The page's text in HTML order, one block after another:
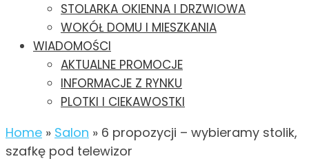
STOLARKA OKIENNA I DRZWIOWA
WOKÓŁ DOMU I MIESZKANIA
WIADOMOŚCI
AKTUALNE PROMOCJE
INFORMACJE Z RYNKU
PLOTKI I CIEKAWOSTKI
Home » Salon » 6 propozycji – wybieramy stolik,
szafkę pod telewizor